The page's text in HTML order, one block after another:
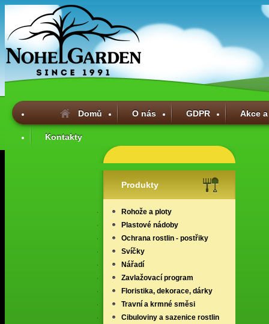
Domů O nás GDPR Akce
Kontakty
Produkty
Rohože a ploty
Plastové nádoby
Ochrana rostlin - postřiky
Svíčky
Nářadí
Zavlažovací program
Floristika, dekorace, dárky
Travní a krmné směsi
Cibuloviny a sazenice rostlin